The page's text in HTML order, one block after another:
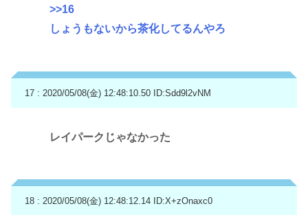
>>16
しょうもないから茶化してるんやろ
17 : 2020/05/08(金) 12:48:10.50 ID:Sdd9l2vNM
レイパークじゃなかった
18 : 2020/05/08(金) 12:48:12.14 ID:X+zOnaxc0